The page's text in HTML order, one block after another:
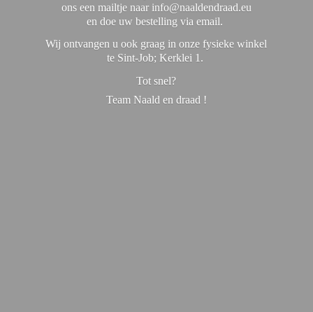
ons een mailtje naar info@naaldendraad.eu
en doe uw bestelling via email.
Wij ontvangen u ook graag in onze fysieke winkel
te Sint-Job; Kerklei 1.
Tot snel?
Team Naald en draad !